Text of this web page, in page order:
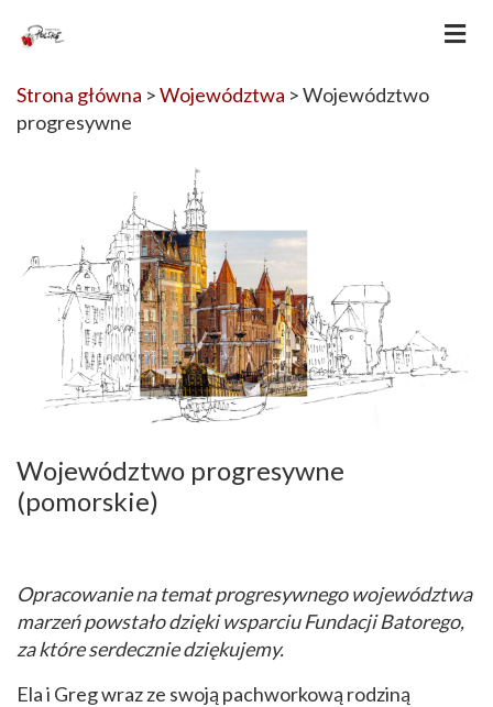
Strona główna >Województwa > Województwo
progresywne
Województwo progresywne
(pomorskie)
Opracowanie na temat progresywnego województwa
marzeń powstało dzięki wsparciu Fundacji Batorego,
za które serdecznie dziękujemy.
Ela i Greg wraz ze swoją pachworkową rodziną